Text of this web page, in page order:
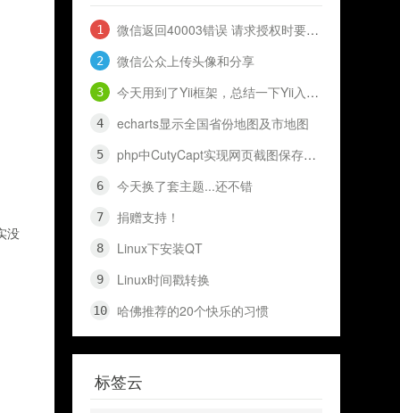
没
微信返回40003错误 请求授权时要到openid 和 access_token
微信公众上传头像和分享
今天用到了Yii框架，总结一下Yii入门知识，十分钟入门Yii
echarts显示全国省份地图及市地图
php中CutyCapt实现网页截图保存代码（网页快照）
今天换了套主题...还不错
捐赠支持！
Linux下安装QT
Linux时间戳转换
哈佛推荐的20个快乐的习惯
标签云